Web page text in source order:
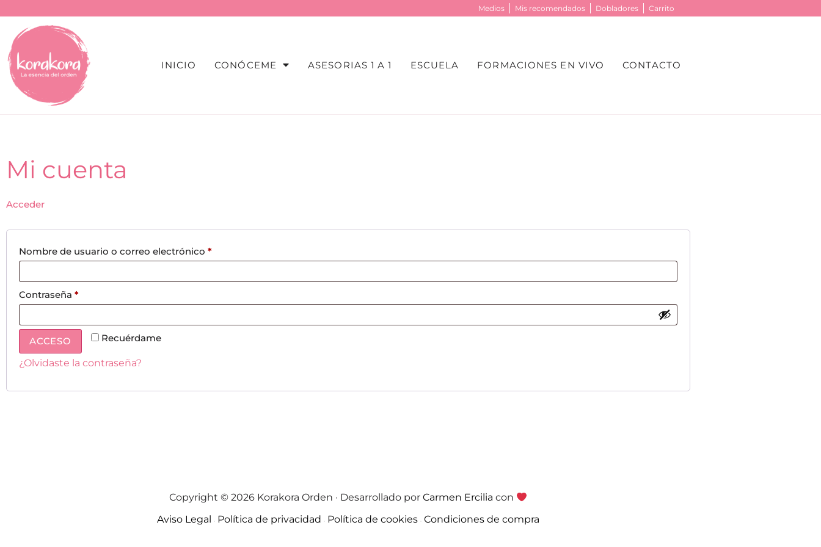
Medios Mis recomendados Dobladores Carrito
INICIO CONÓCEME ASESORIAS 1 A 1 ESCUELA FORMACIONES EN VIVO CONTACTO
Mi cuenta
Acceder
Nombre de usuario o correo electrónico *
Contraseña *
Recuérdame
ACCESO
¿Olvidaste la contraseña?
Copyright © 2026 Korakora Orden · Desarrollado por Carmen Ercilia con
Aviso Legal · Política de privacidad · Política de cookies · Condiciones de compra